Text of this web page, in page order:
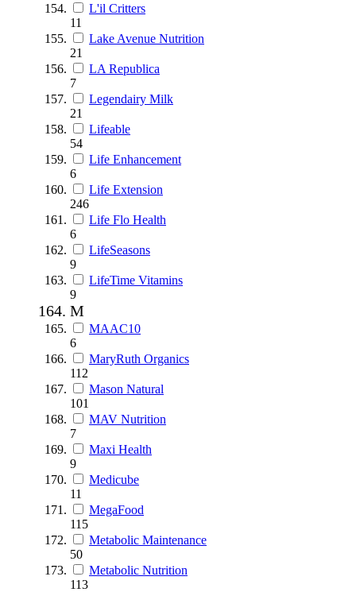
L'il Critters
11
Lake Avenue Nutrition
21
LA Republica
7
Legendairy Milk
21
Lifeable
54
Life Enhancement
6
Life Extension
246
Life Flo Health
6
LifeSeasons
9
LifeTime Vitamins
9
M
MAAC10
6
MaryRuth Organics
112
Mason Natural
101
MAV Nutrition
7
Maxi Health
9
Medicube
11
MegaFood
115
Metabolic Maintenance
50
Metabolic Nutrition
113